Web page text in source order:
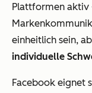
Plattformen aktiv
einheitlich sein,
individuelle
Facebook eignet